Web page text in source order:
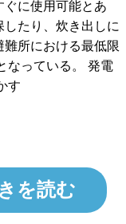
に使用可能とあ
たり、炊き出しに
所における最低限
なっている。 発電
す
を読む